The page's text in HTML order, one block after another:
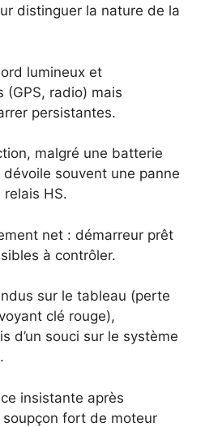
distinguer la nature de la
lumineux et
(GPS, radio) mais
persistantes.
malgré une batterie
souvent une panne
HS.
net : démarreur prêt
à contrôler.
sur le tableau (perte
clé rouge),
d’un souci sur le système
insistante après
fort de moteur